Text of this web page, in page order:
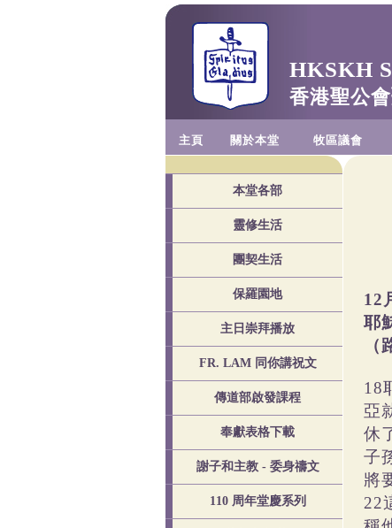
HKSKH
香港聖公
主頁 關於本堂 牧區議會
本堂各部
靈修生活
團契生活
保羅園地
主日崇拜播放
FR. LAM 同你講祝文
傳道部啟發課程
奉獻表格下載
謝子和主教 - 委身禱文
110 周年堂慶系列
12
耶
（
18
亞
休
子
將
22